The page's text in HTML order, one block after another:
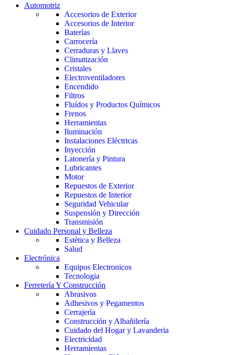
Automotriz
Accesorios de Exterior
Accesorios de Interior
Baterías
Carrocería
Cerraduras y Llaves
Climatización
Cristales
Electroventiladores
Encendido
Filtros
Fluídos y Productos Químicos
Frenos
Herramientas
Iluminación
Instalaciones Eléctricas
Inyección
Latonería y Pintura
Lubricantes
Motor
Repuestos de Exterior
Repuestos de Interior
Seguridad Vehicular
Suspensión y Dirección
Transmisión
Cuidado Personal y Belleza
Estética y Belleza
Salud
Electrónica
Equipos Electronicos
Tecnologia
Ferretería Y Construcción
Abrasivos
Adhesivos y Pegamentos
Cerrajería
Construcción y Albañilería
Cuidado del Hogar y Lavanderia
Electricidad
Herramientas